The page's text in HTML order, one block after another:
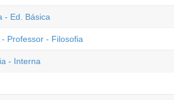
- Ed. Básica
Professor - Filosofia
- Interna